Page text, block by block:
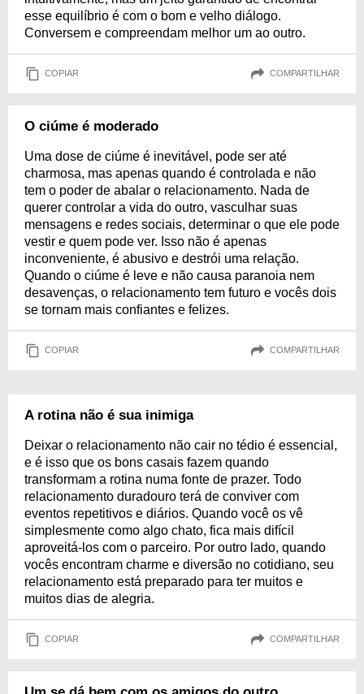
esse equilíbrio é com o bom e velho diálogo.
Conversem e compreendam melhor um ao outro.
COPIAR COMPARTILHAR
O ciúme é moderado
Uma dose de ciúme é inevitável, pode ser até
charmosa, mas apenas quando é controlada e não
tem o poder de abalar o relacionamento. Nada de
querer controlar a vida do outro, vasculhar suas
mensagens e redes sociais, determinar o que ele pode
vestir e quem pode ver. Isso não é apenas
inconveniente, é abusivo e destrói uma relação.
Quando o ciúme é leve e não causa paranoia nem
desavenças, o relacionamento tem futuro e vocês dois
se tornam mais confiantes e felizes.
COPIAR COMPARTILHAR
A rotina não é sua inimiga
Deixar o relacionamento não cair no tédio é essencial,
e é isso que os bons casais fazem quando
transformam a rotina numa fonte de prazer. Todo
relacionamento duradouro terá de conviver com
eventos repetitivos e diários. Quando você os vê
simplesmente como algo chato, fica mais difícil
aproveitá-los com o parceiro. Por outro lado, quando
vocês encontram charme e diversão no cotidiano, seu
relacionamento está preparado para ter muitos e
muitos dias de alegria.
COPIAR COMPARTILHAR